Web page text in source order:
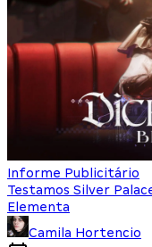
Informe Publicitário
Testamos Silver
Elementa
Camila Hortencio